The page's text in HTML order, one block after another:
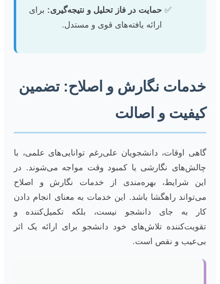
حمایت در فاز تحلیل و نتیجه‌گیری: برای
ارائه یافته‌های قوی و مستدل.
خدمات نگارش و اصلاح: تضمین
کیفیت و اصالت
گاهی اوقات، دانشجویان علی‌رغم توانایی‌های علمی، با
چالش‌های نگارشی یا کمبود وقت مواجه می‌شوند. در
این شرایط، بهره‌مندی از خدمات نگارش و اصلاح
می‌تواند راهگشا باشد. این خدمات به معنای انجام دادن
کار به جای دانشجو نیست، بلکه تکمیل‌کننده و
تقویت‌کننده تلاش‌های خود دانشجو برای ارائه یک اثر
بی‌عیب و نقص است.